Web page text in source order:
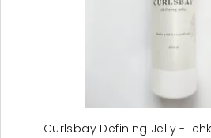
Curlsbay Defining Jelly -